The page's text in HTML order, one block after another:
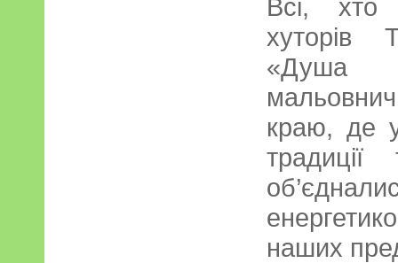
Всі, хто
хуторів
«Душа
краю, де
наших